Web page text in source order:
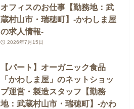
オフィスのお仕事【勤務地：武
蔵村山市・瑞穂町】-かわしま屋
の求人情報-
2026年7月15日
【パート】オーガニック食品
「かわしま屋」のネットショッ
プ運営・製造スタッフ【勤務
地：武蔵村山市・瑞穂町】-かわ